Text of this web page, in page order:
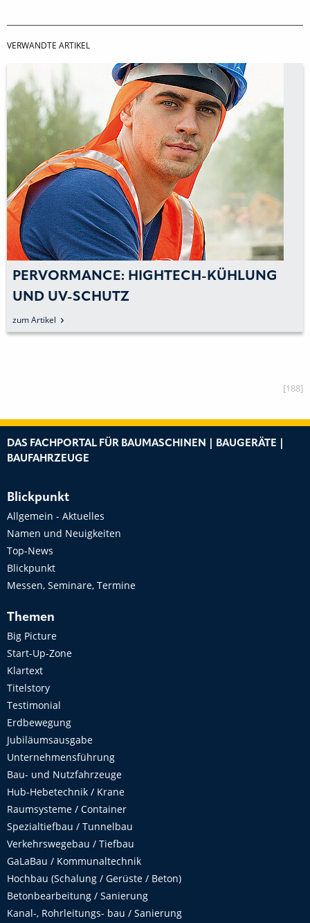
VERWANDTE ARTIKEL
PERVORMANCE: HIGHTECH-KÜHLUNG
UND UV-SCHUTZ
zum Artikel
[188]
DAS FACHPORTAL FÜR BAUMASCHINEN | BAUGERÄTE |
BAUFAHRZEUGE
Blickpunkt
Allgemein - Aktuelles
Namen und Neuigkeiten
Top-News
Blickpunkt
Messen, Seminare, Termine
Themen
Big Picture
Start-Up-Zone
Klartext
Titelstory
Testimonial
Erdbewegung
Jubiläumsausgabe
Unternehmensführung
Bau- und Nutzfahrzeuge
Hub-Hebetechnik / Krane
Raumsysteme / Container
Spezialtiefbau / Tunnelbau
Verkehrswegebau / Tiefbau
GaLaBau / Kommunaltechnik
Hochbau (Schalung / Gerüste / Beton)
Betonbearbeitung / Sanierung
Kanal-, Rohrleitungs- bau / Sanierung